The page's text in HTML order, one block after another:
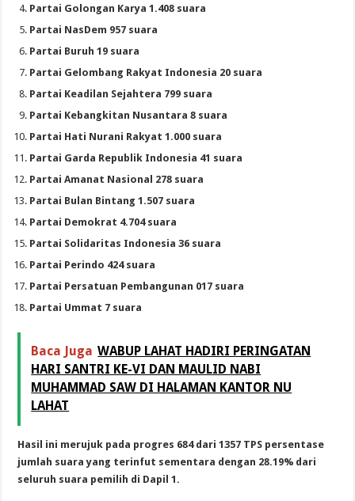
Partai Golongan Karya 1.408 suara
Partai NasDem 957 suara
Partai Buruh 19 suara
Partai Gelombang Rakyat Indonesia 20 suara
Partai Keadilan Sejahtera 799 suara
Partai Kebangkitan Nusantara 8 suara
Partai Hati Nurani Rakyat 1.000 suara
Partai Garda Republik Indonesia 41 suara
Partai Amanat Nasional 278 suara
Partai Bulan Bintang 1.507 suara
Partai Demokrat 4.704 suara
Partai Solidaritas Indonesia 36 suara
Partai Perindo 424 suara
Partai Persatuan Pembangunan 017 suara
Partai Ummat 7 suara
Baca Juga WABUP LAHAT HADIRI PERINGATAN
HARI SANTRI KE-VI DAN MAULID NABI
MUHAMMAD SAW DI HALAMAN KANTOR NU
LAHAT
Hasil ini merujuk pada progres 684 dari 1357 TPS persentase
jumlah suara yang terinfut sementara dengan 28.19% dari
seluruh suara pemilih di Dapil 1.